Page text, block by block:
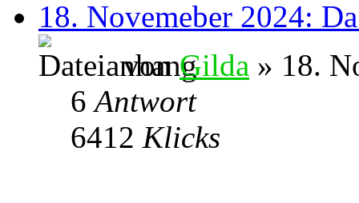
18. Novemeber 2024:
vonGilda » 18.
6Antwort
6412 Klicks